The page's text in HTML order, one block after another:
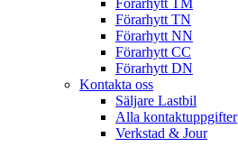
Förarhytt TM
Förarhytt TN
Förarhytt NN
Förarhytt CC
Förarhytt DN
Kontakta oss
Säljare Lastbil
Alla kontaktuppgifter
Verkstad & Jour